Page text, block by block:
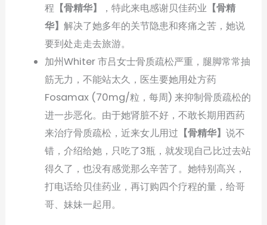
程 【骨精华】 ，特此来电感谢贝佳药业 【骨精
华】 解决了她多年的关节隐患和疼痛之苦，她说
要到处走走去旅游。
加州Whiter 市吕女士骨质疏松严重，腿脚常常抽
筋无力，不能站太久，医生要她用处方药
Fosamax (70mg/粒，每周) 来抑制骨质疏松的
进一步恶化。由于她肾脏不好，不敢长期用西药
来治疗骨质疏松，近来女儿用过 【骨精华】 说不
错，介绍给她，只吃了3瓶，就发现自己比过去站
得久了，也没有感觉那么辛苦了。她特别高兴，
打电话给贝佳药业，再订购四个疗程的量，给哥
哥、妹妹一起用。